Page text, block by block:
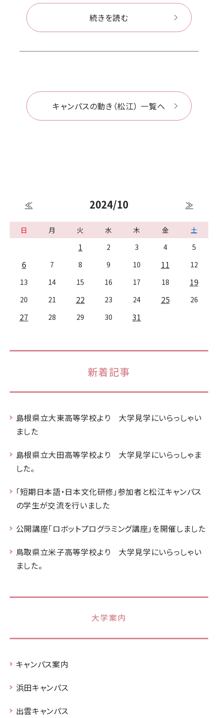
続きを読む
キャンパスの動き（松江） 一覧へ
≪ 2024/10 ≫
日 月 火 水 木 金 土
1 2 3 4 5
6 7 8 9 10 11
12
13
14 15 16 17 18 19
20 21 22 23 24 25 26
27 28 29 30 31
新着記事
島根県立大東高等学校より 大学見学にいらっしゃい
ました
島根県立大田高等学校より 大学見学にいらっしゃま
した。
「短期日本語・日本文化研修」参加者と松江キャンパス
の学生が交流を行いました
公開講座「ロボットプログラミング講座」を開催しました
鳥取県立米子高等学校より 大学見学にいらっしゃい
ました。
大学案内
キャンパス案内
浜田キャンパス
出雲キャンパス